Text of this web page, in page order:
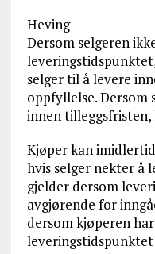
Heving
Dersom selgeren
selger til å levere
oppfyllelse. Dersom
innen
Kjøper kan
hvis selger nekter å
gjelder dersom
avgjørende for
dersom kjøperen